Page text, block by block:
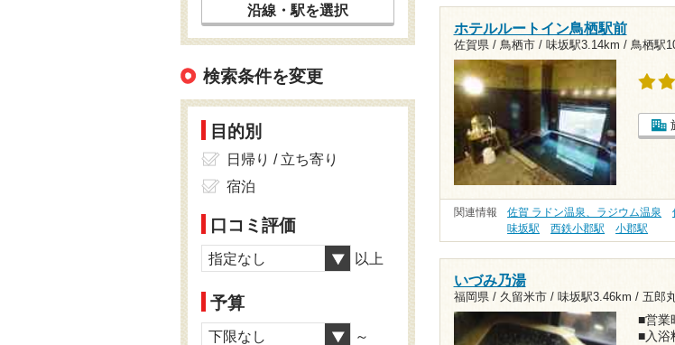
ホテルルートイン鳥栖駅前
佐賀県 / 鳥栖市 / 味坂駅3.14km / 鳥栖駅
関連情報 佐賀 ラドン温泉、ラジウム温泉
味坂駅
西鉄小郡駅 小郡駅
いづみ乃湯
福岡県 / 久留米市 / 味坂駅3.46km / 五郎
■営業
■入浴
沿線・駅を選択
検索条件を変更
目的別
日帰り / 立ち寄り
宿泊
口コミ評価
指定なし 以上
予算
下限なし ～